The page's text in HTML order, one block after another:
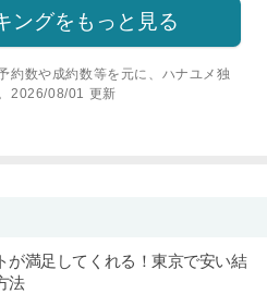
ングをもっと見る
約数や成約数等を元に、ハナユメ独
2026/08/01 更新
が満足してくれる！東京で安い結
法